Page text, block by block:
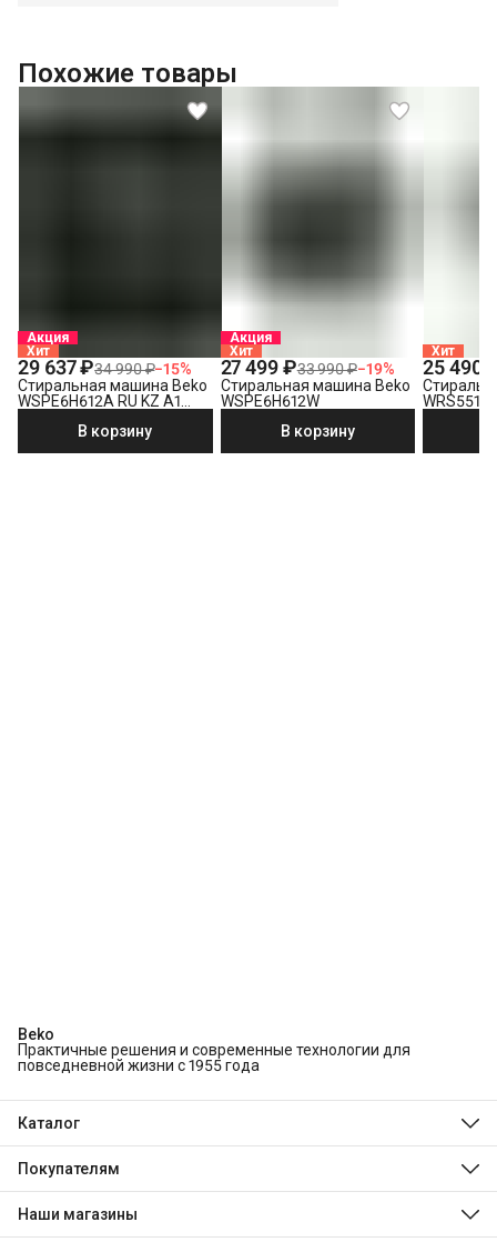
Похожие товары
Акция
Хит
29 637 ₽34 990 ₽−15%
Стиральная машина Beko
WSPE6H612A RU KZ A1
В корзину
Акция
Хит
27 499 ₽33 990 ₽−19%
Стиральная машина Beko
WSPE6H612W
В корзину
Хит
25 490
Beko
Практичные решения и современные технологии для
повседневной жизни с 1955 года
Каталог
Стиральные и сушильные машины
Варочные панели
Покупателям
Технологии Beko
Наши магазины